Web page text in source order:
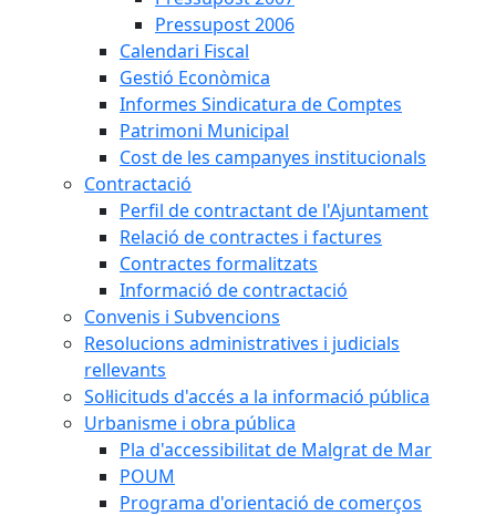
Pressupost 2006
Calendari Fiscal
Gestió Econòmica
Informes Sindicatura de Comptes
Patrimoni Municipal
Cost de les campanyes institucionals
Contractació
Perfil de contractant de l'Ajuntament
Relació de contractes i factures
Contractes formalitzats
Informació de contractació
Convenis i Subvencions
Resolucions administratives i judicials
rellevants
Sol·licituds d'accés a la informació pública
Urbanisme i obra pública
Pla d'accessibilitat de Malgrat de Mar
POUM
Programa d'orientació de comerços